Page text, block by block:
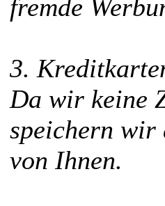
fremde
3.
Da wir keine
speichern wir
von Ihnen.